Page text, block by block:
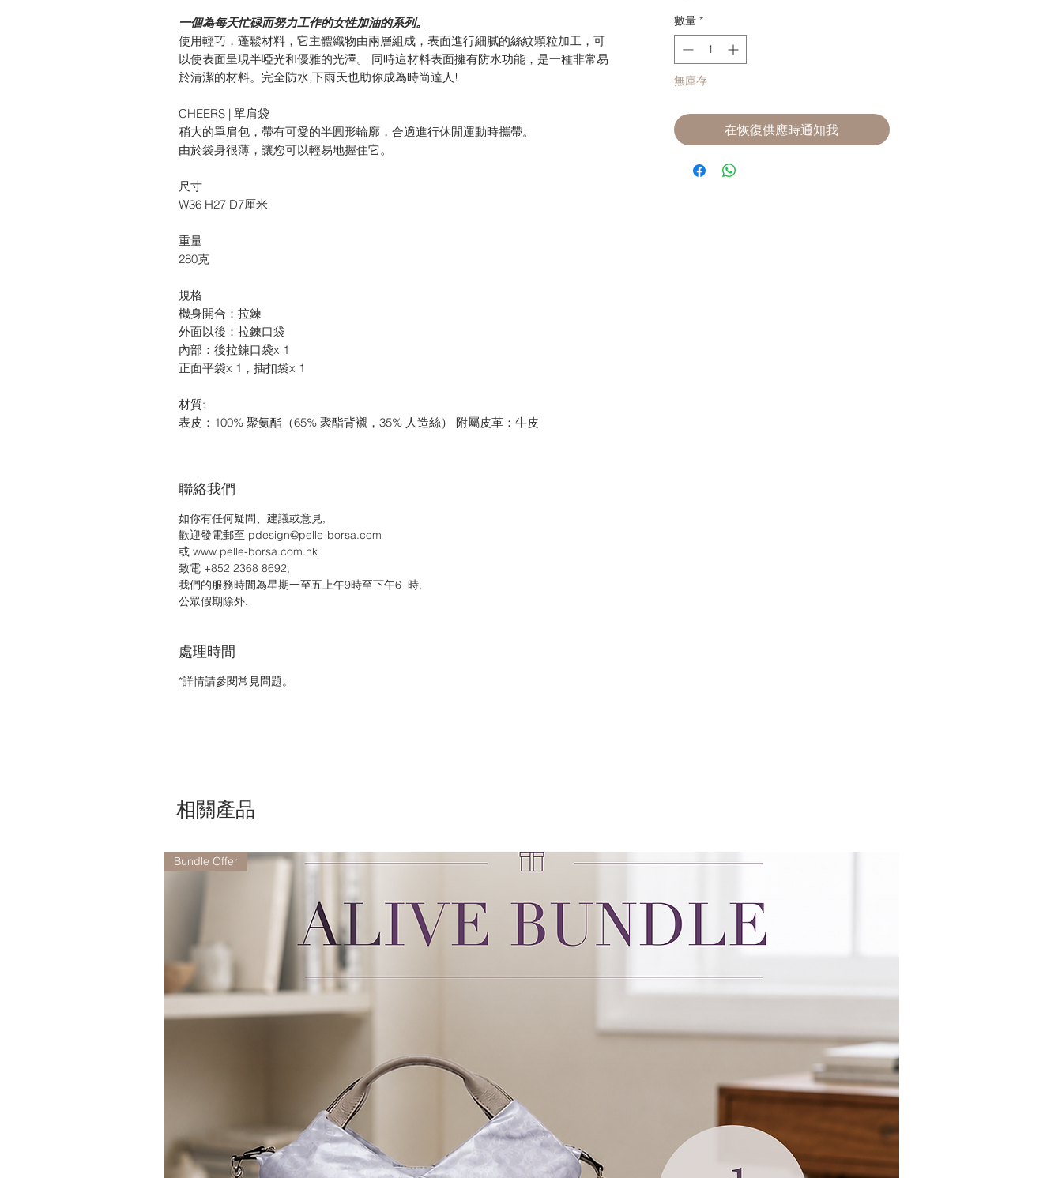
一個為每天忙碌而努力工作的女性加油的系列。
使用輕巧，蓬鬆材料，它主體織物由兩層組成，表面進行細膩的絲紋顆粒加工，可
以使表面呈現半啞光和優雅的光澤。 同時這材料表面擁有防水功能，是一種非常易
於清潔的材料。完全防水,下雨天也助你成為時尚達人!
CHEERS | 單肩袋
稍大的單肩包，帶有可愛的半圓形輪廓，合適進行休閒運動時攜帶。
由於袋身很薄，讓您可以輕易地握住它。
尺寸
W36 H27 D7厘米
重量
280克
規格
機身開合：拉鍊
外面以後：拉鍊口袋
內部：後拉鍊口袋x 1
正面平袋x 1，插扣袋x 1
材質:
表皮：100% 聚氨酯（65% 聚酯背襯，35% 人造絲） 附屬皮革：牛皮
聯絡我們
如你有任何疑問、建議或意見,
歡迎發電郵至 pdesign@pelle-borsa.com
或 www.pelle-borsa.com.hk
致電 +852 2368 8692,
我們的服務時間為星期一至五上午9時至下午6 時,
公眾假期除外.
處理時間
*詳情請參閱常見問題。
數量 *
無庫存
在恢復供應時通知我
相關產品
Bundle Offer